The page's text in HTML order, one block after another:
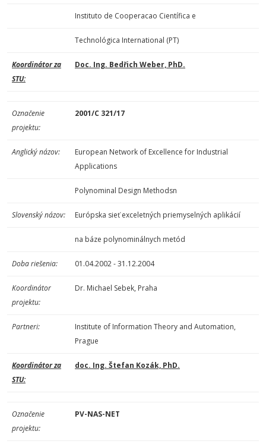
Instituto de Cooperacao Científica e
Technológica International (PT)
Koordinátor za
STU:
Doc. Ing. Bedřich Weber, PhD.
Označenie
projektu:
2001/C 321/17
Anglický názov:
European Network of Excellence for Industrial
Applications
Polynominal Design Methodsn
Slovenský názov: Európska sieť exceletných priemyselných aplikácií
na báze polynominálnych metód
Doba riešenia: 01.04.2002 - 31.12.2004
Koordinátor
projektu:
Dr. Michael Sebek, Praha
Partneri:
Institute of Information Theory and Automation,
Prague
Koordinátor za
STU:
doc. Ing. Štefan Kozák, PhD.
Označenie
projektu:
PV-NAS-NET